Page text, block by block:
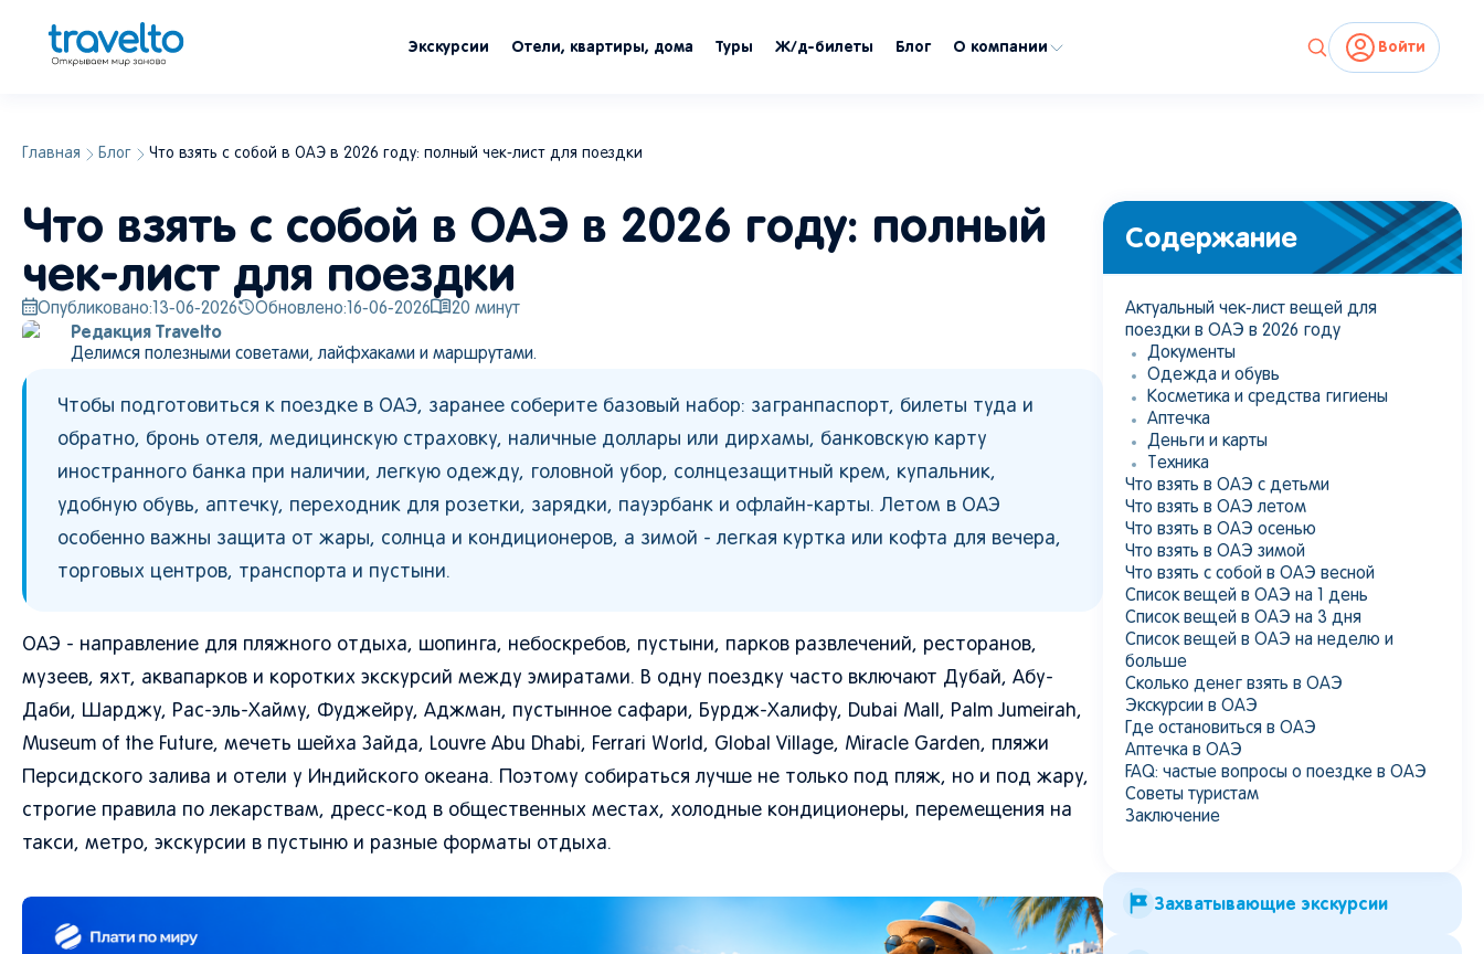
Экскурсии Отели, квартиры, дома Туры Ж/д-билеты Блог О компании Войти
Главная Блог Что взять с собой в ОАЭ в 2026 году: полный чек-лист для поездки
Что взять с собой в ОАЭ в 2026 году: полный
чек-лист для поездки
Опубликовано: 13-06-2026 Обновлено: 16-06-2026 20 минут
Редакция Travelto
Делимся полезными советами, лайфхаками и маршрутами.
Чтобы подготовиться к поездке в ОАЭ, заранее соберите базовый набор: загранпаспорт, билеты туда и
обратно, бронь отеля, медицинскую страховку, наличные доллары или дирхамы, банковскую карту
иностранного банка при наличии, легкую одежду, головной убор, солнцезащитный крем, купальник,
удобную обувь, аптечку, переходник для розетки, зарядки, пауэрбанк и офлайн-карты. Летом в ОАЭ
особенно важны защита от жары, солнца и кондиционеров, а зимой - легкая куртка или кофта для вечера,
торговых центров, транспорта и пустыни.
ОАЭ - направление для пляжного отдыха, шопинга, небоскребов, пустыни, парков развлечений, ресторанов,
музеев, яхт, аквапарков и коротких экскурсий между эмиратами. В одну поездку часто включают Дубай, Абу-
Даби, Шарджу, Рас-эль-Хайму, Фуджейру, Аджман, пустынное сафари, Бурдж-Халифу, Dubai Mall, Palm Jumeirah,
Museum of the Future, мечеть шейха Зайда, Louvre Abu Dhabi, Ferrari World, Global Village, Miracle Garden, пляжи
Персидского залива и отели у Индийского океана. Поэтому собираться лучше не только под пляж, но и под жару,
строгие правила по лекарствам, дресс-код в общественных местах, холодные кондиционеры, перемещения на
такси, метро, экскурсии в пустыню и разные форматы отдыха.
Содержание
Актуальный чек-лист вещей для
поездки в ОАЭ в 2026 году
Документы
Одежда и обувь
Косметика и средства гигиены
Аптечка
Деньги и карты
Техника
Что взять в ОАЭ с детьми
Что взять в ОАЭ летом
Что взять в ОАЭ осенью
Что взять в ОАЭ зимой
Что взять с собой в ОАЭ весной
Список вещей в ОАЭ на 1 день
Список вещей в ОАЭ на 3 дня
Список вещей в ОАЭ на неделю и
больше
Сколько денег взять в ОАЭ
Экскурсии в ОАЭ
Где остановиться в ОАЭ
Аптечка в ОАЭ
FAQ: частые вопросы о поездке в ОАЭ
Советы туристам
Заключение
Захватывающие экскурсии